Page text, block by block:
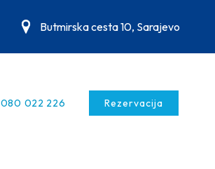
Butmirska cesta 10, Sarajevo
080 022 226 Rezervacija